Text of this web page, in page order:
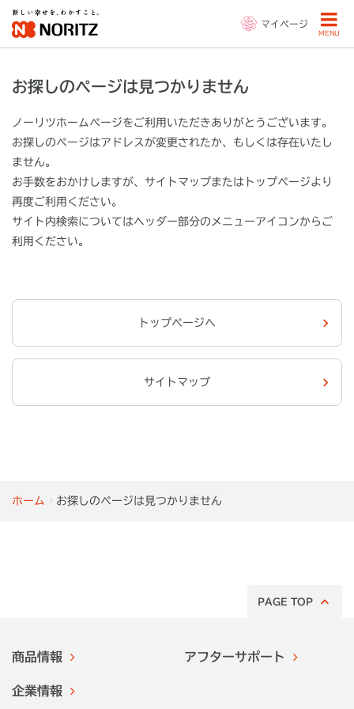
マイページ
MENU
ホーム お探しのページは見つかりません
お探しのページは見つかりません
ノーリツホームページをご利用いただきありがとうございます。
お探しのページはアドレスが変更されたか、もしくは存在いたし
ません。
お手数をおかけしますが、サイトマップまたはトップページより
再度ご利用ください。
サイト内検索についてはヘッダー部分の メニューアイコンからご
利用ください。
トップページへ
サイトマップ
PAGE TOP
商品情報 アフターサポート
企業情報